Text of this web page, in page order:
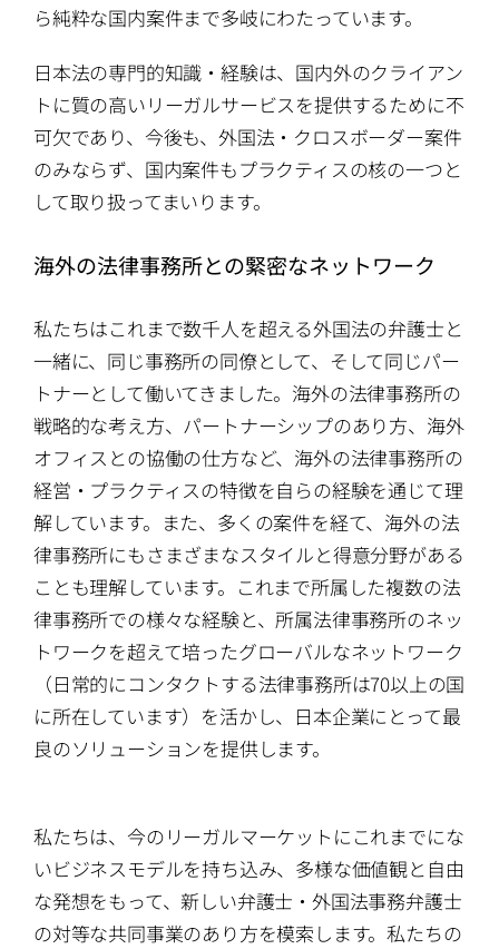
ら純粋な国内案件まで多岐にわたっています。
日本法の専門的知識・経験は、国内外のクライアン
トに質の高いリーガルサービスを提供するために不
可欠であり、今後も、外国法・クロスボーダー案件
のみならず、国内案件もプラクティスの核の一つと
して取り扱ってまいります。
海外の法律事務所との緊密なネットワーク
私たちはこれまで数千人を超える外国法の弁護士と
一緒に、同じ事務所の同僚として、そして同じパー
トナーとして働いてきました。海外の法律事務所の
戦略的な考え方、パートナーシップのあり方、海外
オフィスとの協働の仕方など、海外の法律事務所の
経営・プラクティスの特徴を自らの経験を通じて理
解しています。また、多くの案件を経て、海外の法
律事務所にもさまざまなスタイルと得意分野がある
ことも理解しています。これまで所属した複数の法
律事務所での様々な経験と、所属法律事務所のネッ
トワークを超えて培ったグローバルなネットワーク
（日常的にコンタクトする法律事務所は70以上の国
に所在しています）を活かし、日本企業にとって最
良のソリューションを提供します。
私たちは、今のリーガルマーケットにこれまでにな
いビジネスモデルを持ち込み、多様な価値観と自由
な発想をもって、新しい弁護士・外国法事務弁護士
の対等な共同事業のあり方を模索します。私たちの